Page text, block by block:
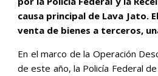
causa principal de Lava Jato.
venta de bienes a terceros,
En el marco de la Operación
de este año, la Policía Federal